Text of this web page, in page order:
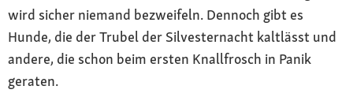
wird sicher niemand bezweifeln. Dennoch gibt es
Hunde, die der Trubel der Silvesternacht kaltlässt und
andere, die schon beim ersten Knallfrosch in Panik
geraten.